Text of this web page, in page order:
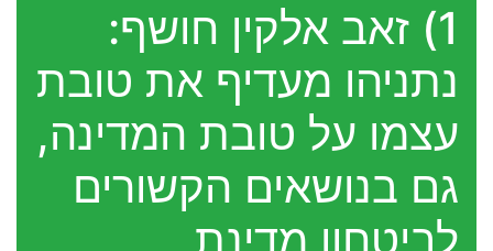
1) זאב אלקין חושף:
נתניהו מעדיף את טובת
עצמו על טובת המדינה,
גם בנושאים הקשורים
לביטחון מדינת